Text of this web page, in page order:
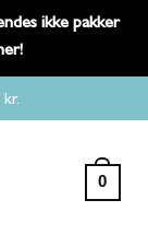
ikke pakker
0